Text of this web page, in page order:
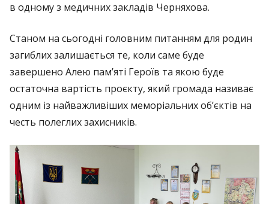
в одному з медичних закладів Черняхова.
Станом на сьогодні головним питанням для родин
загиблих залишається те, коли саме буде
завершено Алею пам’яті Героїв та якою буде
остаточна вартість проєкту, який громада називає
одним із найважливіших меморіальних об’єктів на
честь полеглих захисників.